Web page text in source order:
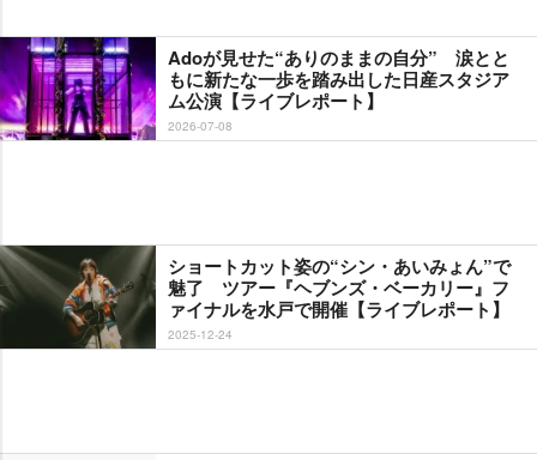
Adoが見せた“ありのままの自分” 涙とと
もに新たな一歩を踏み出した日産スタジア
ム公演【ライブレポート】
2026-07-08
ショートカット姿の“シン・あいみょん”で
魅了 ツアー『ヘブンズ・ベーカリー』フ
ァイナルを水戸で開催【ライブレポート】
2025-12-24